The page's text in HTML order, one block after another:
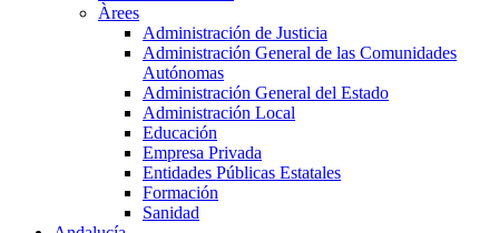
Àrees
Administración de Justicia
Administración General de las Comunidades
Autónomas
Administración General del Estado
Administración Local
Educación
Empresa Privada
Entidades Públicas Estatales
Formación
Sanidad